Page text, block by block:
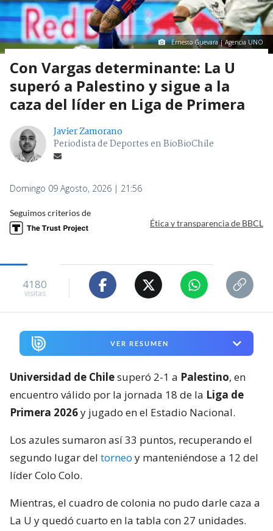
Ernesto Guevara | Agencia UNO
Con Vargas determinante: La U
superó a Palestino y sigue a la
caza del líder en Liga de Primera
Javier Zamorano
Periodista de Deportes en BioBioChile
Domingo 09 Agosto, 2026 | 21:56
Seguimos criterios de
Ética y transparencia de BBCL
4180
visitas
VER RESUMEN
Universidad de Chilesuperó 2-1 a Palestino, en
encuentro válido por la jornada 18 de la Liga de
Primera 2026y jugado en el Estadio Nacional.
Los azules sumaron así 33 puntos, recuperando el
segundo lugar del torneo y manteniéndose a 12 del
líder Colo Colo.
Mientras, el cuadro de colonia no pudo darle caza a
La U y quedó cuarto en la tabla con 27 unidades.